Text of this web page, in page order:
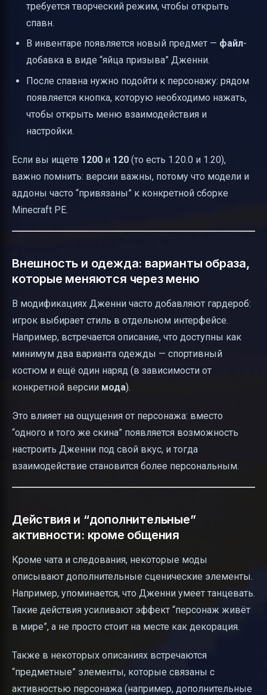
требуется творческий режим, чтобы открыть
спавн.
В инвентаре появляется новый предмет — файл-
добавка в виде “яйца призыва” Дженни.
После спавна нужно подойти к персонажу: рядом
появляется кнопка, которую необходимо нажать,
чтобы открыть меню взаимодействия и
настройки.
Если вы ищете 1200 и 120 (то есть 1.20.0 и 1.20),
важно помнить: версии важны, потому что модели и
аддоны часто “привязаны” к конкретной сборке
Minecraft PE.
Внешность и одежда: варианты образа,
которые меняются через меню
В модификациях Дженни часто добавляют гардероб:
игрок выбирает стиль в отдельном интерфейсе.
Например, встречается описание, что доступны как
минимум два варианта одежды — спортивный
костюм и ещё один наряд (в зависимости от
конкретной версии мода).
Это влияет на ощущения от персонажа: вместо
“одного и того же скина” появляется возможность
настроить Дженни под свой вкус, и тогда
взаимодействие становится более персональным.
Действия и “дополнительные”
активности: кроме общения
Кроме чата и следования, некоторые моды
описывают дополнительные сценические элементы.
Например, упоминается, что Дженни умеет танцевать.
Такие действия усиливают эффект “персонаж живёт
в мире”, а не просто стоит на месте как декорация.
Также в некоторых описаниях встречаются
“предметные” элементы, которые связаны с
активностью персонажа (например, дополнительные